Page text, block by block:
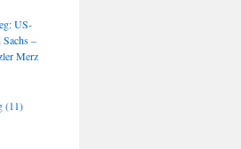
US-
–
Merz
(11)